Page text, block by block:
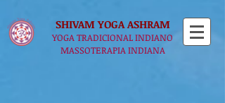
SHIVAM YOGA​ ASHRAM
YOGA TRADICIONAL INDIANO
MASSOTERAPIA INDIANA